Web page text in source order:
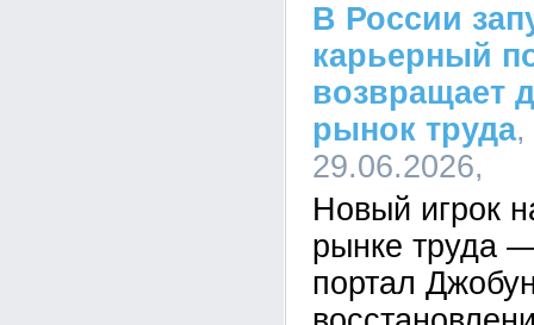
В России
карьерный
возвращает
рынок труда,
29.06.2026,
Новый игрок
рынке труда
портал